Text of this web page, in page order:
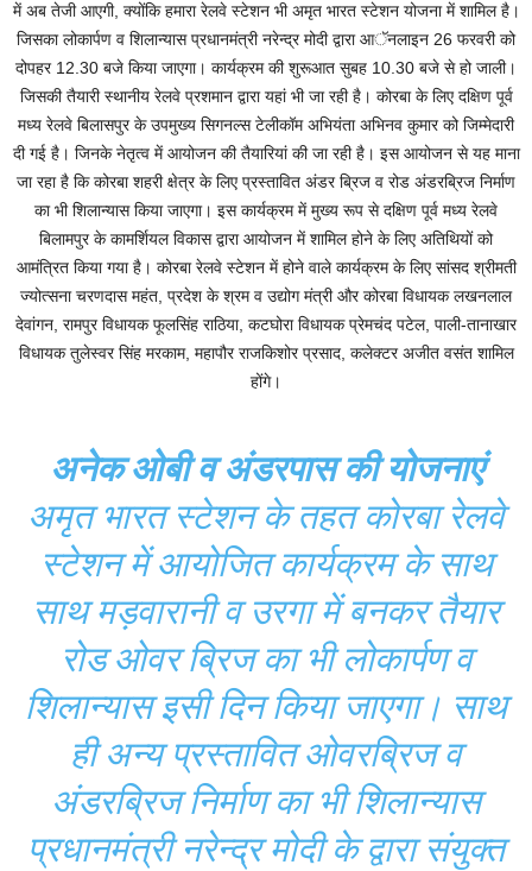
में अब तेजी आएगी, क्योंकि हमारा रेलवे स्टेशन भी अमृत भारत स्टेशन योजना में शामिल है।
जिसका लोकार्पण व शिलान्यास प्रधानमंत्री नरेन्द्र मोदी द्वारा आॅनलाइन 26 फरवरी को
दोपहर 12.30 बजे किया जाएगा। कार्यक्रम की शुरूआत सुबह 10.30 बजे से हो जाली।
जिसकी तैयारी स्थानीय रेलवे प्रशमान द्वारा यहां भी जा रही है। कोरबा के लिए दक्षिण पूर्व
मध्य रेलवे बिलासपुर के उपमुख्य सिगनल्स टेलीकॉम अभियंता अभिनव कुमार को जिम्मेदारी
दी गई है। जिनके नेतृत्व में आयोजन की तैयारियां की जा रही है। इस आयोजन से यह माना
जा रहा है कि कोरबा शहरी क्षेत्र के लिए प्रस्तावित अंडर ब्रिज व रोड अंडरब्रिज निर्माण
का भी शिलान्यास किया जाएगा। इस कार्यक्रम में मुख्य रूप से दक्षिण पूर्व मध्य रेलवे
बिलामपुर के कामर्शियल विकास द्वारा आयोजन में शामिल होने के लिए अतिथियों को
आमंत्रित किया गया है। कोरबा रेलवे स्टेशन में होने वाले कार्यक्रम के लिए सांसद श्रीमती
ज्योत्सना चरणदास महंत, प्रदेश के श्रम व उद्योग मंत्री और कोरबा विधायक लखनलाल
देवांगन, रामपुर विधायक फूलसिंह राठिया, कटघोरा विधायक प्रेमचंद पटेल, पाली-तानाखार
विधायक तुलेस्वर सिंह मरकाम, महापौर राजकिशोर प्रसाद, कलेक्टर अजीत वसंत शामिल
होंगे।
अनेक ओबी व अंडरपास की योजनाएं
अमृत भारत स्टेशन के तहत कोरबा रेलवे
स्टेशन में आयोजित कार्यक्रम के साथ
साथ मड़वारानी व उरगा में बनकर तैयार
रोड ओवर ब्रिज का भी लोकार्पण व
शिलान्यास इसी दिन किया जाएगा। साथ
ही अन्य प्रस्तावित ओवरब्रिज व
अंडरब्रिज निर्माण का भी शिलान्यास
प्रधानमंत्री नरेन्द्र मोदी के द्वारा संयुक्त